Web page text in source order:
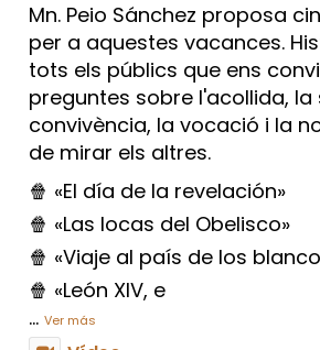
Mn. Peio Sánchez proposa
per a aquestes vacances.
tots els públics que ens
preguntes sobre l'acollida, la
convivència, la vocació i la
de mirar els altres.
🍿 «El día de la revelación»
🍿 «Las locas del Obelisco»
🍿 «Viaje al país de los
🍿 «León XIV, e
... Ver más